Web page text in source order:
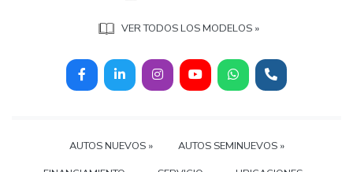
VER TODOS LOS MODELOS »
AUTOS NUEVOS »
AUTOS SEMINUEVOS »